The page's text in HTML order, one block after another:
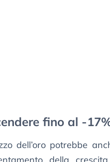
fino al -
dell’oro potrebbe